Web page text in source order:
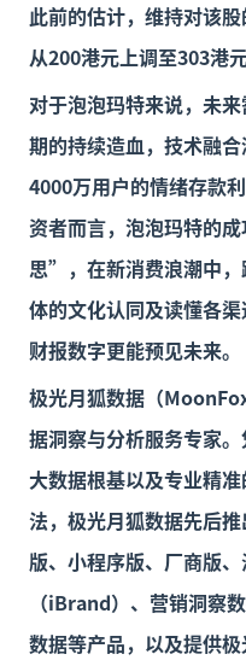
此前的估计，维持对该
从200港元上调至303港元
对于泡泡玛特来说，未
期的持续造血，技术融
4000万用户的情绪存款
资者而言，泡泡玛特的
思”，在新消费浪潮中
体的文化认同及读懂各
财报数字更能预见未来。
极光月狐数据（
据洞察与分析服务专家
大数据根基以及专业精
法，极光月狐数据先后
版、小程序版、厂商版
（iBrand）、营销洞察
数据等产品，以及提供